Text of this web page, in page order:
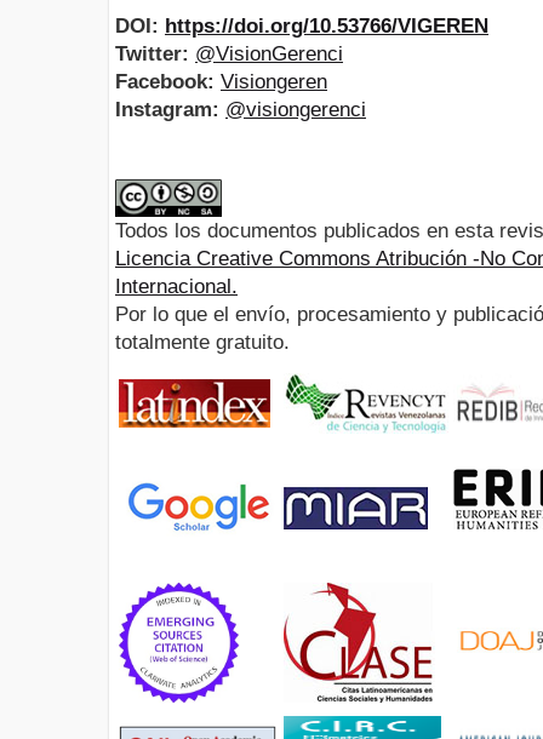
DOI: https://doi.org/10.53766/VIGEREN
Twitter: @VisionGerenci
Facebook: Visiongeren
Instagram: @visiongerenci
Todos los documentos publicados en esta
Licencia Creative Commons Atribución -No
Internacional.
Por lo que el envío, procesamiento y
totalmente gratuito.